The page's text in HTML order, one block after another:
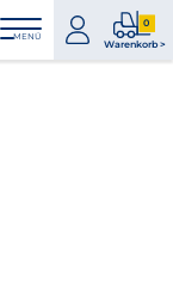
MENÜ
zum
Konto
0
Warenkorb >
0